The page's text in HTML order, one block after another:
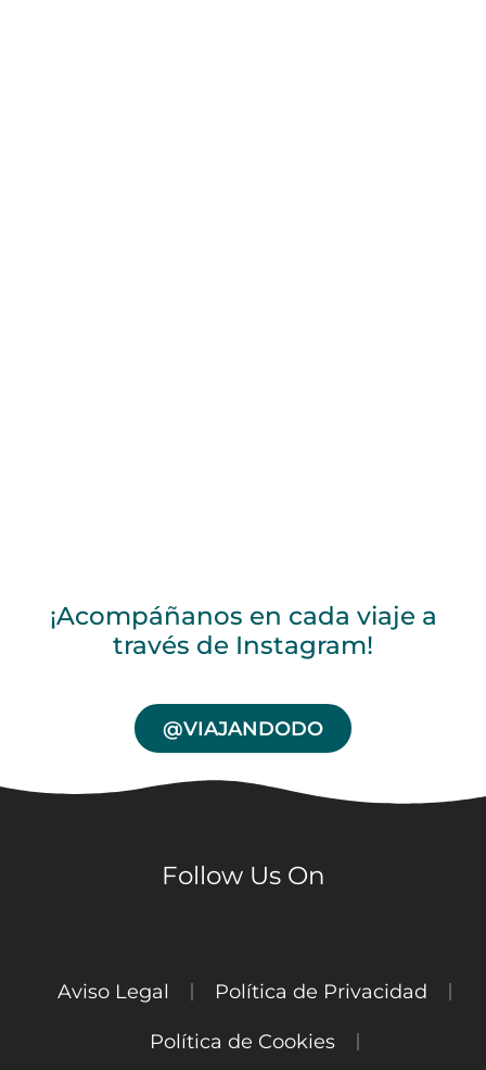
¡Acompáñanos en cada viaje a
través de Instagram!
@VIAJANDODO
Follow Us On
Aviso Legal Política de Privacidad
Política de Cookies